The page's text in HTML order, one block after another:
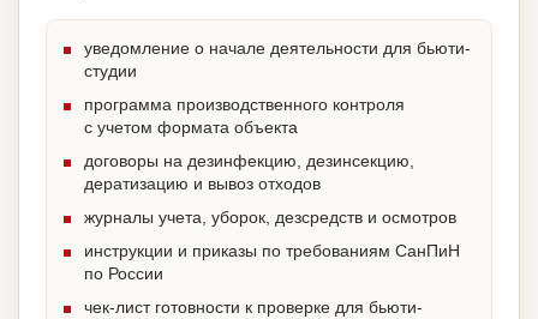
уведомление о начале деятельности для бьюти-
студии
программа производственного контроля
с учетом формата объекта
договоры на дезинфекцию, дезинсекцию,
дератизацию и вывоз отходов
журналы учета, уборок, дезсредств и осмотров
инструкции и приказы по требованиям СанПиН
по России
чек-лист готовности к проверке для бьюти-